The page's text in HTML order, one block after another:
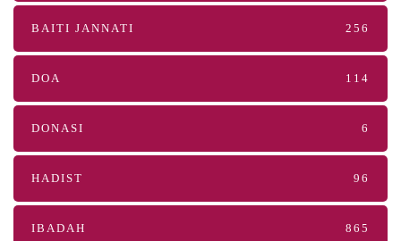
BAITI JANNATI 256
DOA 114
DONASI 6
HADIST 96
IBADAH 865